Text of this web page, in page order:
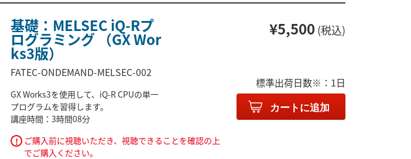
基礎：MELSEC iQ-Rプ
ログラミング （GX Wor
ks3版）
FATEC-ONDEMAND-MELSEC-002
GX Works3を使用して、iQ-R CPUの単一
プログラムを習得します。
講座時間：3時間08分
!
ご購入前に視聴いただき、視聴できることを確認の上
でご購入ください。
¥5,500 (税込)
標準出荷日数※：1日
カートに追加